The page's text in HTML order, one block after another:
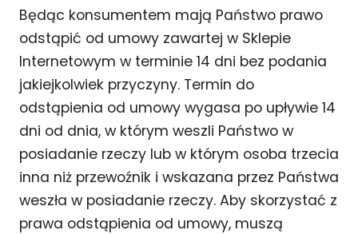
Będąc konsumentem mają Państwo prawo
odstąpić od umowy zawartej w Sklepie
Internetowym w terminie 14 dni bez podania
jakiejkolwiek przyczyny. Termin do
odstąpienia od umowy wygasa po upływie 14
dni od dnia, w którym weszli Państwo w
posiadanie rzeczy lub w którym osoba trzecia
inna niż przewoźnik i wskazana przez Państwa
weszła w posiadanie rzeczy. Aby skorzystać z
prawa odstąpienia od umowy, muszą